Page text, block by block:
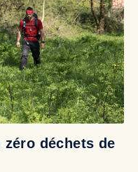
zéro déchets de